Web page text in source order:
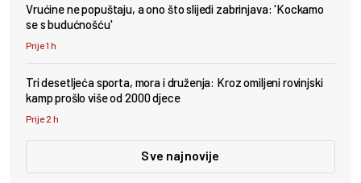
Vrućine ne popuštaju, a ono što slijedi zabrinjava: 'Kockamo
se s budućnošću'
Prije 1 h
Tri desetljeća sporta, mora i druženja: Kroz omiljeni rovinjski
kamp prošlo više od 2000 djece
Prije 2 h
Sve najnovije